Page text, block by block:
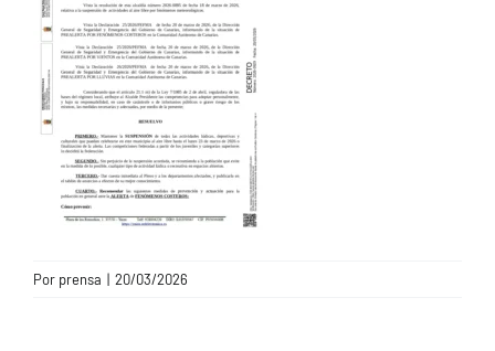
Por prensa | 20/03/2026